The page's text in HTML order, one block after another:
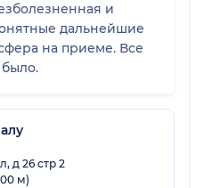
и
дальнейшие
на приеме. Все
было.
д 26 стр 2
м)